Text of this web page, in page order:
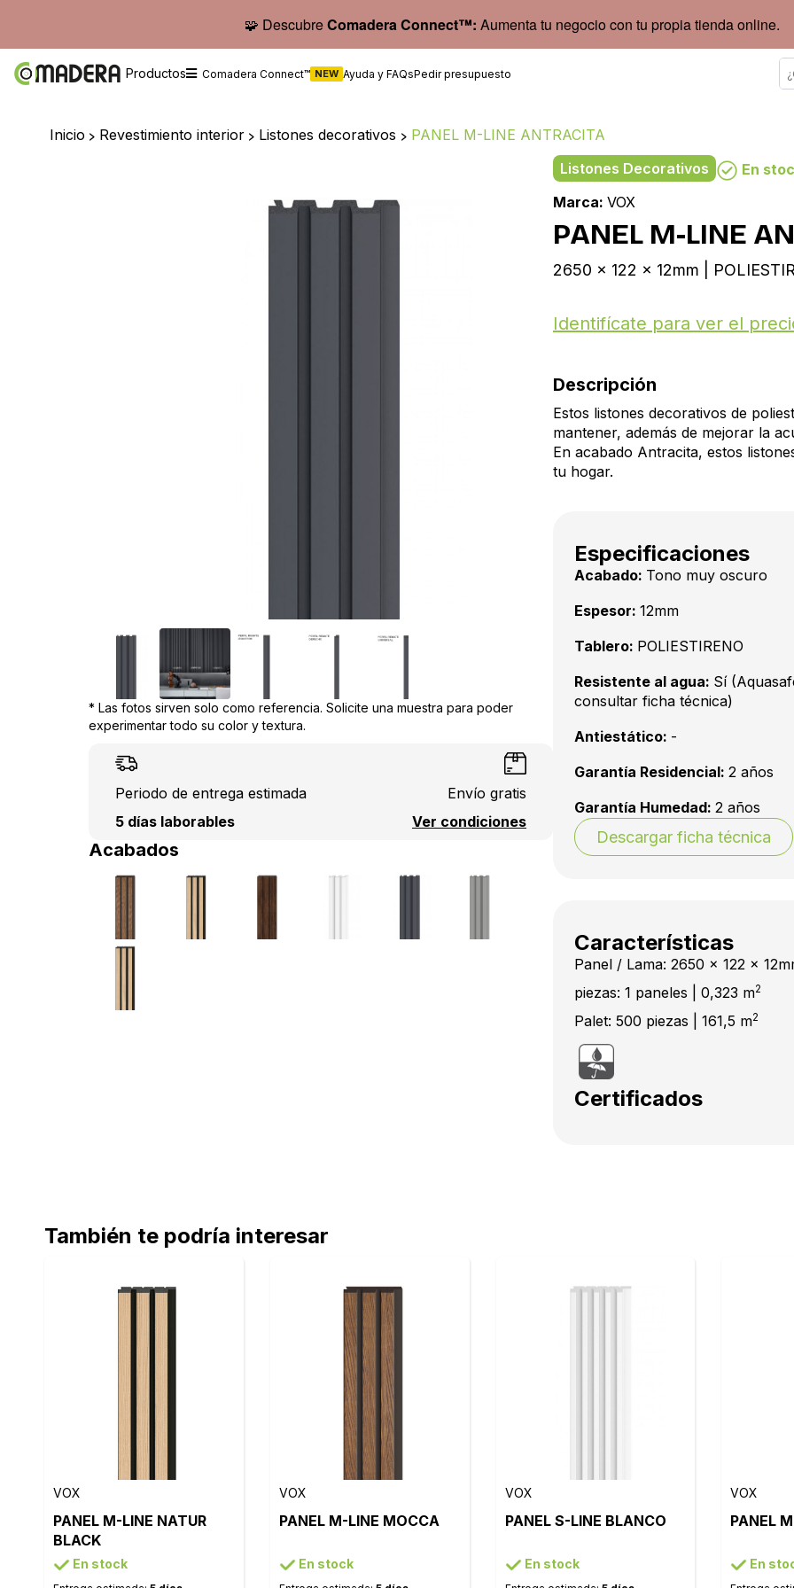
🧩 DescubreComadera Connect™: Aumenta tu negocio con tu propia tienda online.
Productos Comadera Connect™ NEW Ayuda y FAQsPedir presupuesto
Inicio > Revestimiento interior > Listones decorativos > PANEL M-LINE ANTRACITA
* Las fotos sirven solo como referencia. Solicite una muestra para poder
experimentar todo su color y textura.
Periodo de entrega estimada
5 días laborables
Envío gratis
Ver condiciones
Acabados
Listones Decorativos
En
Marca: VOX
PANEL M-LINE
2650 x 122 x 12mm |
Identifícate para ver el
Descripción
Estos listones decorativos de
mantener, además de mejorar la
En acabado Antracita, estos
tu hogar.
Especificaciones
Acabado: Tono muy oscuro
Espesor: 12mm
Tablero: POLIESTIRENO
Resistente al agua: Sí
consultar ficha técnica)
Antiestático: -
Garantía Residencial: 2 años
Garantía Humedad: 2 años
Descargar ficha técnica
Características
Panel / Lama: 2650 x 122 x
piezas: 1 paneles | 0,323 m2
Palet: 500 piezas | 161,5 m2
Certificados
También te podría interesar
VOX
PANEL M-LINE NATUR
BLACK
En stock
VOX
PANEL M-LINE MOCCA
En stock
VOX
PANEL S-LINE BLANCO
En stock
VOX
PANEL
En